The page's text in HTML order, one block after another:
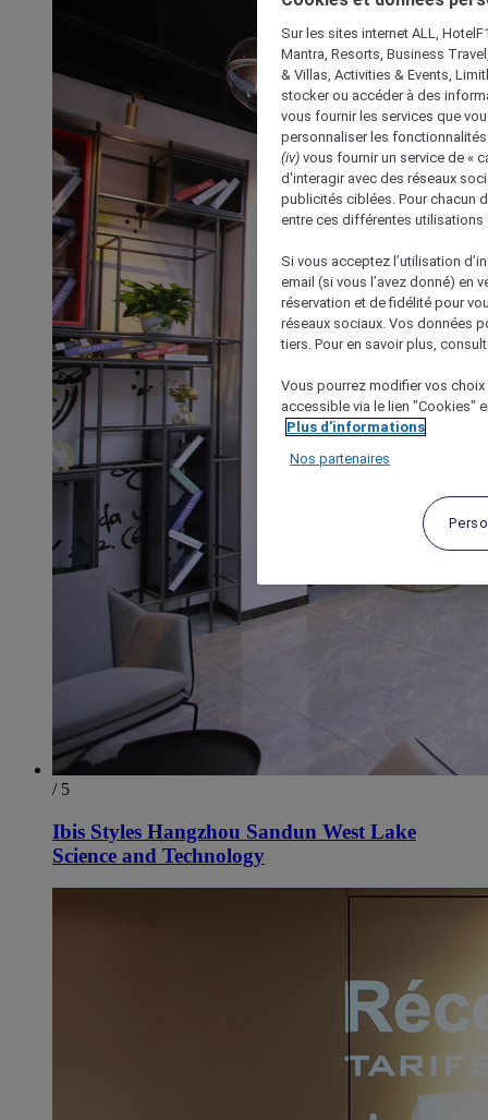
/ 5
Ibis Styles Hangzhou Sandun West Lake
Science and Technology
Sur les sites internet ALL,
Mantra, Resorts, Business
& Villas, Activities & Events,
stocker ou accéder à des
vous fournir les services que
personnaliser les
(iv) vous fournir un service de «
d'interagir avec des réseaux
publicités ciblées. Pour chacun
entre ces différentes utilisations
Si vous acceptez l’utilisation
email (si vous l’avez donné) en
réservation et de fidélité pour
réseaux sociaux. Vos données
tiers. Pour en savoir plus,
Vous pourrez modifier vos
accessible via le lien "Cookies"
Plus d'informations
Nos partenaires